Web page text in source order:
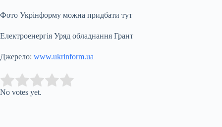
Фото Укрінформу можна придбати тут
Електроенергія Уряд обладнання Грант
Джерело: www.ukrinform.ua
Rate this item:
No votes yet.